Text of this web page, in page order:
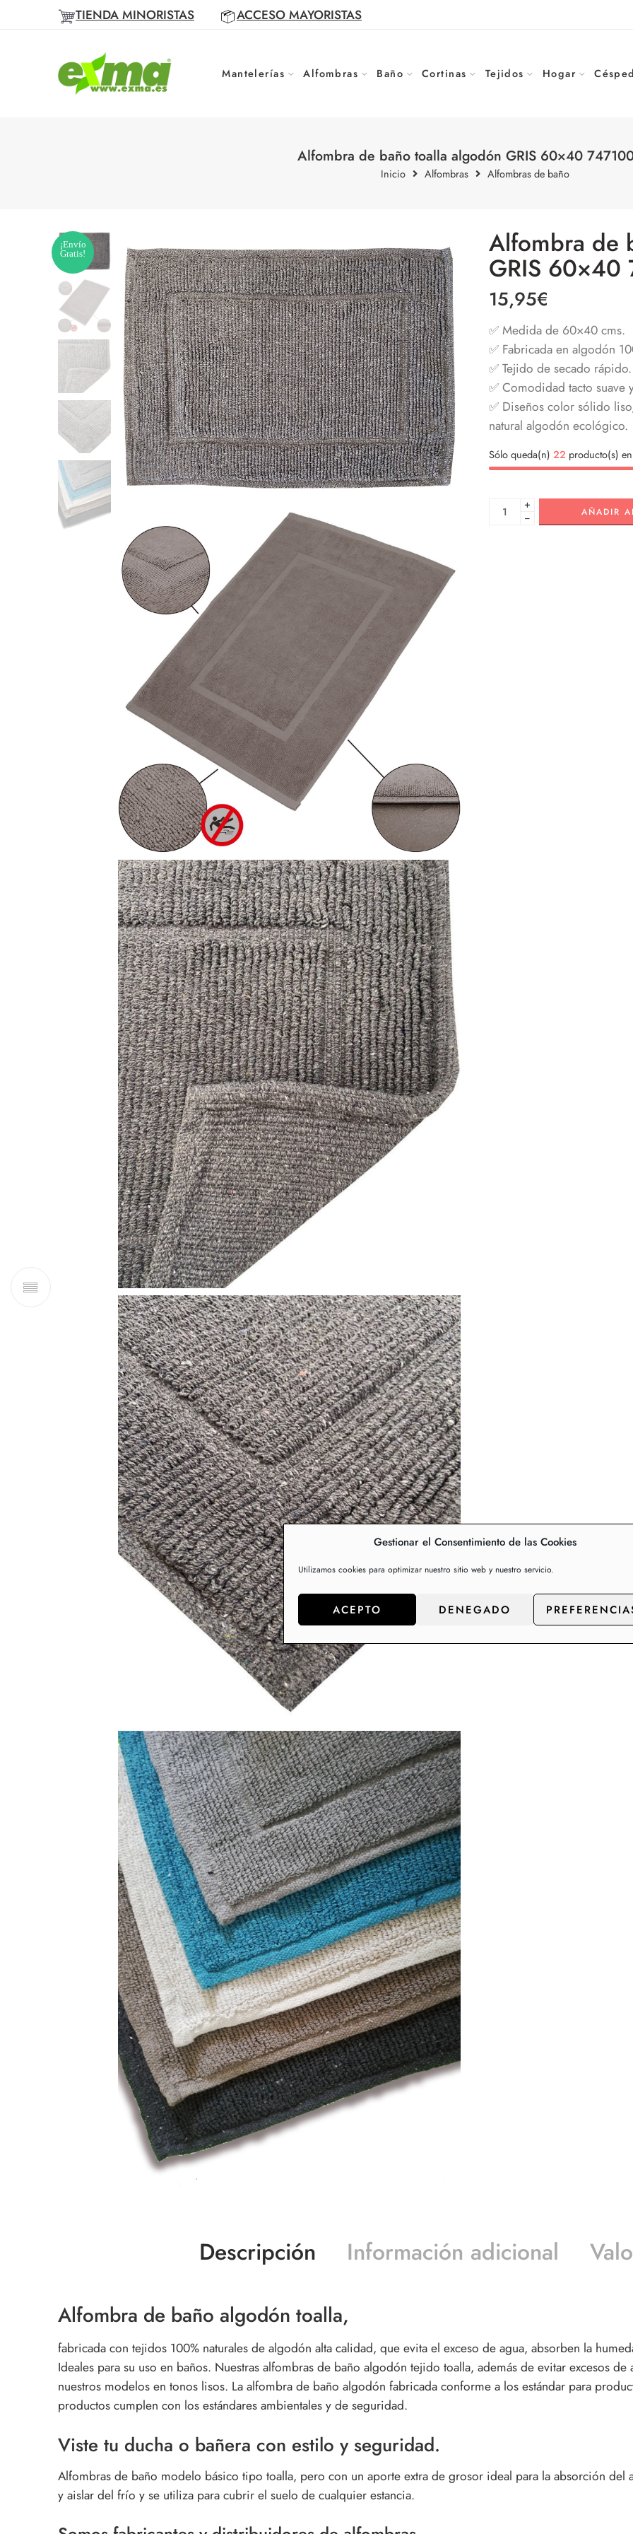
Gestionar el Consentimiento de las Cookies
Utilizamos cookies para optimizar nuestro sitio web y nuestro servicio.
ACEPTO DENEGADO
TIENDA MINORISTAS ACCESO MAYORISTAS
Mantelerías Alfombras Baño Cortinas Tejidos Hogar
Alfombra de baño toalla algodón GRIS 60×40
Inicio Alfombras Alfombras de baño
¡Envío
Gratis!
Alfombra de
GRIS 60×40
15,95€
✅ Medida de 60×40 cms.
✅ Fabricada en algodón
✅ Tejido de secado
✅ Comodidad tacto suave
✅ Diseños color sólido
natural algodón ecológico.
Sólo queda(n) 22 producto(s)
+
−
AÑADIR
Descripción Información adicional
Alfombra de baño algodón toalla,
fabricada con tejidos 100% naturales de algodón alta calidad, que evita el exceso de agua, absorben la
Ideales para su uso en baños. Nuestrasalfombras de baño algodón tejido toalla, además de evitar excesos
nuestros modelos en tonos lisos. La alfombra de baño algodón fabricada conforme a los estándar para
productos cumplen con los estándares ambientales y de seguridad.
Viste tu ducha o bañera con estilo y seguridad.
Alfombras de baño modelo básico tipo toalla, pero con un aporte extra de grosor ideal para la absorción del
y aislar del frío y se utiliza para cubrir el suelo de cualquier estancia.